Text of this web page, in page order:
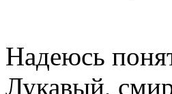
Надеюсь
Лукавый,